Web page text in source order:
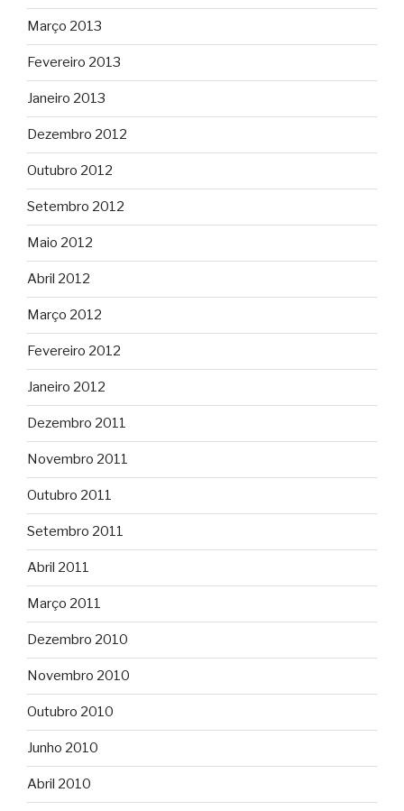
Março 2013
Fevereiro 2013
Janeiro 2013
Dezembro 2012
Outubro 2012
Setembro 2012
Maio 2012
Abril 2012
Março 2012
Fevereiro 2012
Janeiro 2012
Dezembro 2011
Novembro 2011
Outubro 2011
Setembro 2011
Abril 2011
Março 2011
Dezembro 2010
Novembro 2010
Outubro 2010
Junho 2010
Abril 2010